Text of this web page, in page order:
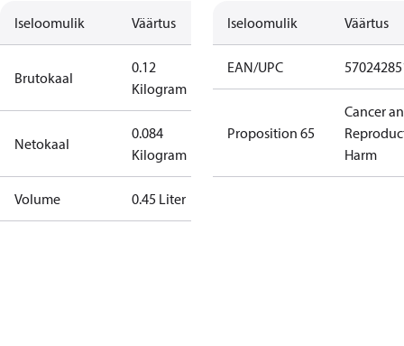
Iseloomulik Väärtus
Brutokaal
0.12
Kilogram
Netokaal
0.084
Kilogram
Volume 0.45 Liter
Iseloomulik Väärtus
EAN/UPC
Proposition 65
Cancer
Harm